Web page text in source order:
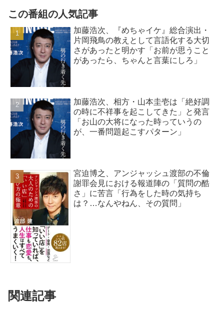
この番組の人気記事
加藤浩次、『めちゃイケ』総合演出・
片岡飛鳥の教えとして言語化する大切
さがあったと明かす「お前が思うこと
があったら、ちゃんと言葉にしろ」
加藤浩次、相方・山本圭壱は「絶好調
の時に不祥事を起こしてきた」と発言
「お山の大将になった時っていうの
が、一番問題起こすパターン」
宮迫博之、アンジャッシュ渡部の不倫
謝罪会見における報道陣の「質問の酷
さ」に苦言「行為をした時の気持ち
は？…なんやねん、その質問」
関連記事